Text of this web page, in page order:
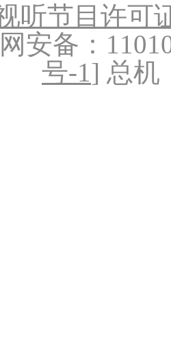
听节目许可
安备：
号-1] 总机